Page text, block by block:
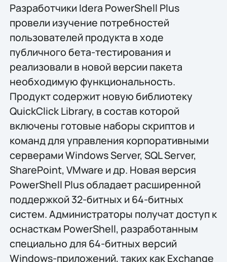
Разработчики Idera PowerShell Plus
провели изучение потребностей
пользователей продукта в ходе
публичного бета-тестирования и
реализовали в новой версии пакета
необходимую функциональность.
Продукт содержит новую библиотеку
QuickClick Library, в состав которой
включены готовые наборы скриптов и
команд для управления корпоративными
серверами Windows Server, SQL Server,
SharePoint, VMware и др. Новая версия
PowerShell Plus обладает расширенной
поддержкой 32-битных и 64-битных
систем. Администраторы получат доступ к
оснасткам PowerShell, разработанным
специально для 64-битных версий
Windows-приложений, таких как Exchange